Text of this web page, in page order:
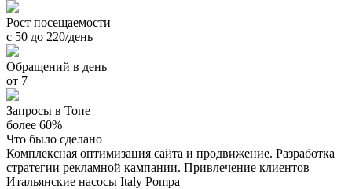
Рост посещаемости
с 50 до 220/день
Обращений в день
от 7
Запросы в Топе
более 60%
Что было сделано
Комплексная оптимизация сайта и продвижение. Разработка
стратегии рекламной кампании. Привлечение клиентов
Итальянские насосы Italy Pompa